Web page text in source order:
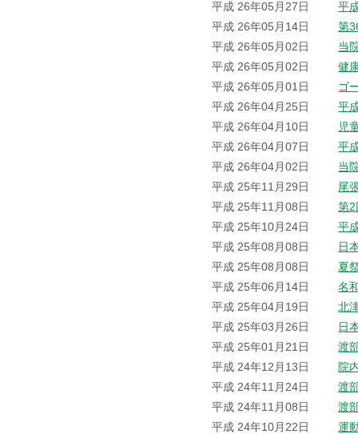
平成 26年05月27日
平
平成 26年05月14日
第
平成 26年05月02日
当
平成 26年05月02日
健
平成 26年05月01日
ゴ
平成 26年04月25日
平
平成 26年04月10日
児
平成 26年04月07日
平
平成 26年04月02日
当
平成 25年11月29日
尾
平成 25年11月08日
第2
平成 25年10月24日
平
平成 25年08月08日
日
平成 25年08月08日
夏
平成 25年06月14日
名
平成 25年04月19日
北
平成 25年03月26日
日
平成 25年01月21日
渡
平成 24年12月13日
院
平成 24年11月24日
渡
平成 24年11月08日
渡
平成 24年10月22日
運